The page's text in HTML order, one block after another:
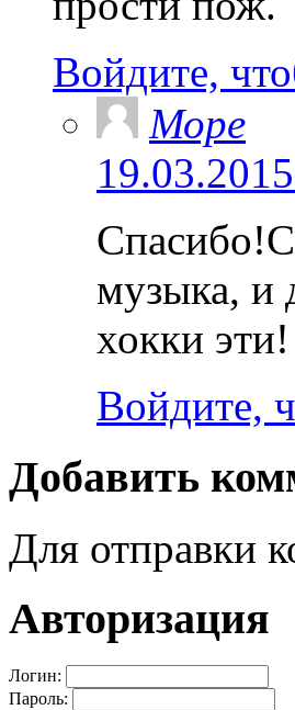
Войдите,
Море
музыка, и
хокки
Войдите,
Добавить
Для отправки
Авторизация
Логин:
Пароль: